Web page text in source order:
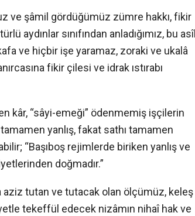
ve şâmil gördüğümüz zümre hakkı, fikir
aydınlar sınıfından anladığımız, bu asîl
ve hiçbir işe yaramaz, zoraki ve ukalâ
fikir çilesi ve idrak ıstırabı
kâr, “sâyi-emeği” ödenmemiş işçilerin
yanlış, fakat sathı tamamen
“Başıboş rejimlerde biriken yanlış ve
doğmadır.”
aziz tutan ve tutacak olan ölçümüz, keleş
tekeffül edecek nizâmın nihaî hak ve